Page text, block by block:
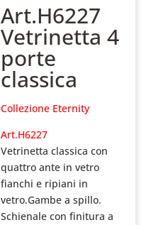
Art.H6227
Vetrinetta 4
porte
classica
Collezione Eternity
Art.H6227
Vetrinetta classica con
quattro ante in vetro
fianchi e ripiani in
vetro.Gambe a spillo.
Schienale con finitura a